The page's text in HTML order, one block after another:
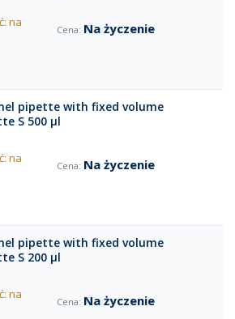
na
Na życzenie
pipette with fixed volume
S 500 µl
na
Na życzenie
pipette with fixed volume
S 200 µl
na
Na życzenie